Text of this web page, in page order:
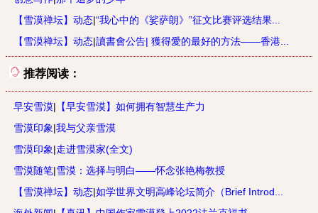
【雪漠禅坛】动态|“我心中的《娑萨朗》”征文比赛评选结果...
【雪漠禅坛】动态|讀書會公告| 獲得愛的最好的方法——香港...
推荐阅读：
早安雪漠| 【早安雪漠】如何拥有智慧生产力
雪漠印象|我与父亲雪漠
雪漠印象|走进雪漠家(全文)
雪漠随笔|雪漠：选择与明白——怀念张艳梅教授
【雪漠禅坛】动态|如学世界文明高峰论坛简介（Brief Introd...